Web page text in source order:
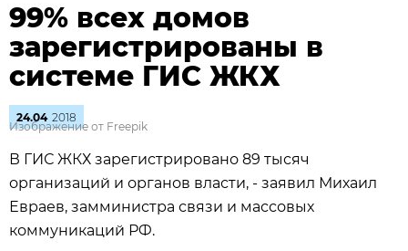
99% всех домов
зарегистрированы в
системе ГИС ЖКХ
24.04 2018
Изображение от Freepik
В ГИС ЖКХ зарегистрировано 89 тысяч
организаций и органов власти, - заявил Михаил
Евраев, замминистра связи и массовых
коммуникаций РФ.